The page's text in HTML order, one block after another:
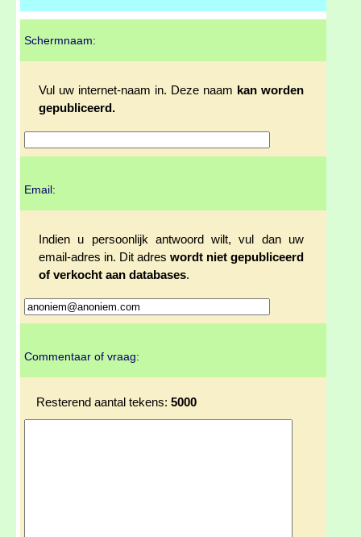
Schermnaam:
Vul uw internet-naam in. Deze naam kan worden
gepubliceerd.
Email:
Indien u persoonlijk antwoord wilt, vul dan uw
email-adres in. Dit adres wordt niet gepubliceerd
of verkocht aan databases.
Commentaar of vraag:
Resterend aantal tekens: 5000